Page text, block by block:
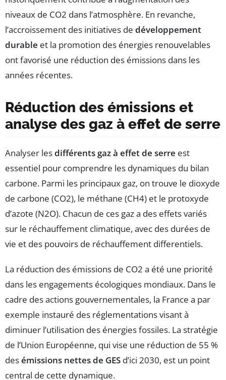
niveaux de CO2 dans l’atmosphère. En revanche,
l’accroissement des initiatives de développement
durable et la promotion des énergies renouvelables
ont favorisé une réduction des émissions dans les
années récentes.
Réduction des émissions et
analyse des gaz à effet de serre
Analyser lesdifférents gaz à effet de serre est
essentiel pour comprendre les dynamiques du bilan
carbone. Parmi les principaux gaz, on trouve le dioxyde
de carbone (CO2), le méthane (CH4) et le protoxyde
d’azote (N2O). Chacun de ces gaz a des effets variés
sur le réchauffement climatique, avec des durées de
vie et des pouvoirs de réchauffement differentiels.
La réduction des émissions de CO2 a été une priorité
dans les engagements écologiques mondiaux. Dans le
cadre des actions gouvernementales, la France a par
exemple instauré des réglementations visant à
diminuer l’utilisation des énergies fossiles. La stratégie
de l’Union Européenne, qui vise une réduction de 55 %
desémissions nettes de GES d’ici 2030, est un point
central de cette dynamique.